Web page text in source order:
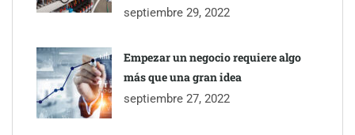
franquicia que redefine la educación tecnológica
Millones de desplazamientos en verano reabren el debate sobre
la seguridad en las carreteras, según SMA Road Safety
Perfumería Laura incorpora Nasomatto a su selección de
septiembre 29, 2022
Empezar un negocio requiere algo
más que una gran idea
septiembre 27, 2022